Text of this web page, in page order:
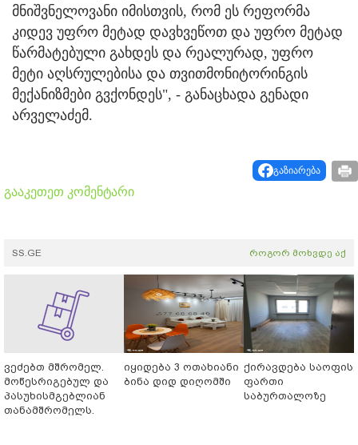
მნიშვნელოვანი იმისთვის, რომ ეს რეფორმა
კიდევ უფრო მეტად დავხვეწოთ და უფრო მეტად
წარმატებული გახდეს და რეალურად, უფრო
მეტი აღსრულებისა და თვითმონიტორინგის
მექანიზმები გვქონდეს", - განაცხადა გენადი
არველაძემ.
გაზიარება
გააკეთეთ კომენტარი
SS.GE როგორ მოხვდე აქ
ვეძებთ მშრომელ.
მოწესრიგებულ და
პასუხისმგებლიან
თანამშრომელს.
იყიდება 3 ოთახიანი
ბინა დიდ დიღომში
ქირავდება
ფართი
საბურთალოზე